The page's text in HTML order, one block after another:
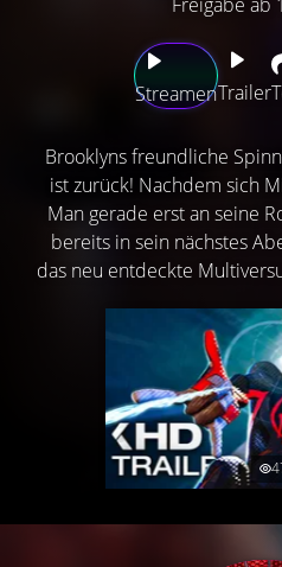
StreamenTrailer
Brooklyns freundliche
ist zurück! Nachdem sich
Man gerade erst an seine
bereits in sein nächstes
das neu entdeckte